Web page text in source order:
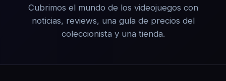
Cubrimos el mundo de los videojuegos con
noticias, reviews, una guía de precios del
coleccionista y una tienda.